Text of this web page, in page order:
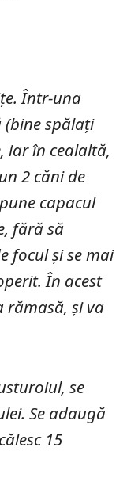
Într-una
spălați
iar în cealaltă,
2 căni de
capacul
fără să
focul și se mai
În acest
rămasă, și va
se
Se adaugă
15